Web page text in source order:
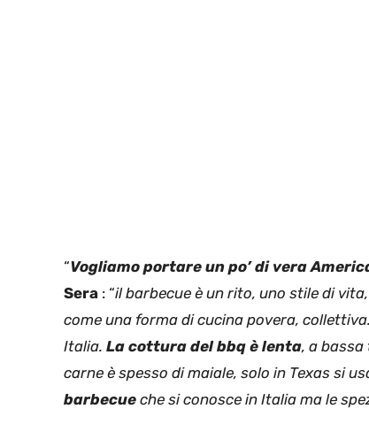
“Vogliamo portare un po’ di vera
Sera : “il barbecue è un rito, uno stile di
come una forma di cucina povera,
Italia. La cottura del bbq è lenta, a
carne è spesso di maiale, solo in Texas si
barbecue che si conosce in Italia ma le